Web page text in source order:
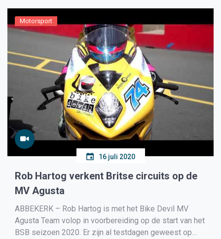
Motorsport
16 juli 2020
Rob Hartog verkent Britse circuits op de
MV Agusta
ABBEKERK – Rob Hartog is met het Bike Devil MV
Agusta Team volop in voorbereiding op de start van het
BSB seizoen 2020. Er zijn al testdagen geweest op